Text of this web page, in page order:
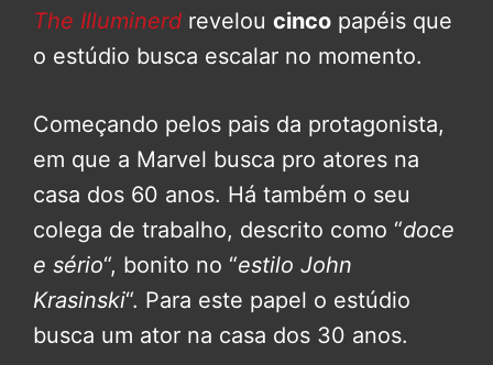
The Illuminerd revelou cinco papéis que
o estúdio busca escalar no momento.
Começando pelos pais da protagonista,
em que a Marvel busca pro atores na
casa dos 60 anos. Há também o seu
colega de trabalho, descrito como “doce
e sério“, bonito no “estilo John
Krasinski“. Para este papel o estúdio
busca um ator na casa dos 30 anos.